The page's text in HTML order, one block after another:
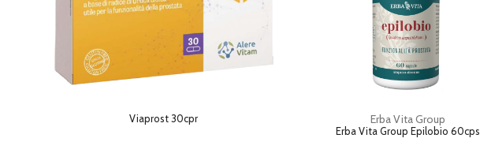
Viaprost 30cpr Erba Vita Group
Erba Vita Group Epilobio 60cps